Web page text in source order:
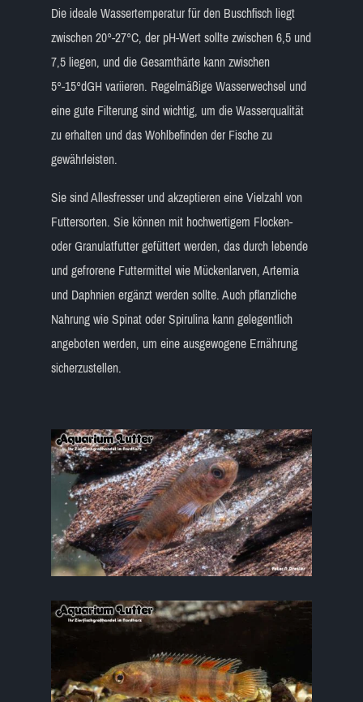
Die ideale Wassertemperatur für den Buschfisch liegt
zwischen 20°-27°C, der pH-Wert sollte zwischen 6,5 und
7,5 liegen, und die Gesamthärte kann zwischen
5°-15°dGH variieren. Regelmäßige Wasserwechsel und
eine gute Filterung sind wichtig, um die Wasserqualität
zu erhalten und das Wohlbefinden der Fische zu
gewährleisten.
Sie sind Allesfresser und akzeptieren eine Vielzahl von
Futtersorten. Sie können mit hochwertigem Flocken-
oder Granulatfutter gefüttert werden, das durch lebende
und gefrorene Futtermittel wie Mückenlarven, Artemia
und Daphnien ergänzt werden sollte. Auch pflanzliche
Nahrung wie Spinat oder Spirulina kann gelegentlich
angeboten werden, um eine ausgewogene Ernährung
sicherzustellen.